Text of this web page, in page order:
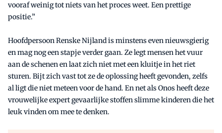
vooraf weinig tot niets van het proces weet. Een prettige
positie.”
Hoofdpersoon Renske Nijland is minstens even nieuwsgierig
en mag nog een stapje verder gaan. Ze legt mensen het vuur
aan de schenen en laat zich niet met een kluitje in het riet
sturen. Bijt zich vast tot ze de oplossing heeft gevonden, zelfs
al ligt die niet meteen voor de hand. En net als Onos heeft deze
vrouwelijke expert gevaarlijke stoffen slimme kinderen die het
leuk vinden om mee te denken.